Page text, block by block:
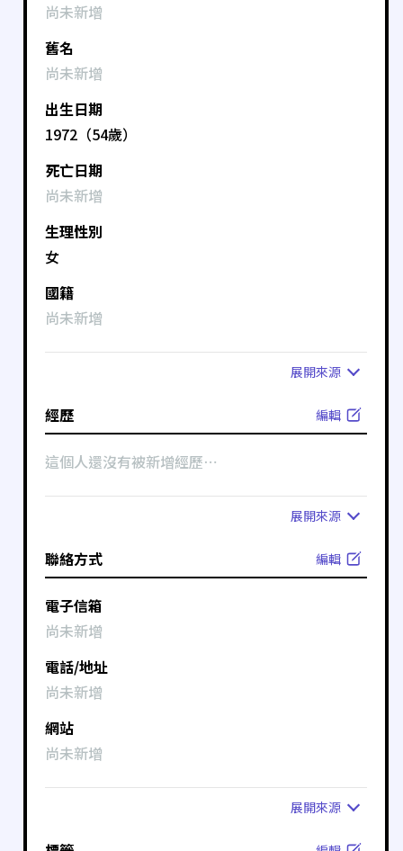
尚未新增
舊名
尚未新增
出生日期
1972（54歲）
死亡日期
尚未新增
生理性別
女
國籍
尚未新增
展開來源
經歷 編輯
這個人還沒有被新增經歷⋯
展開來源
聯絡方式 編輯
電子信箱
尚未新增
電話/地址
尚未新增
網站
尚未新增
展開來源